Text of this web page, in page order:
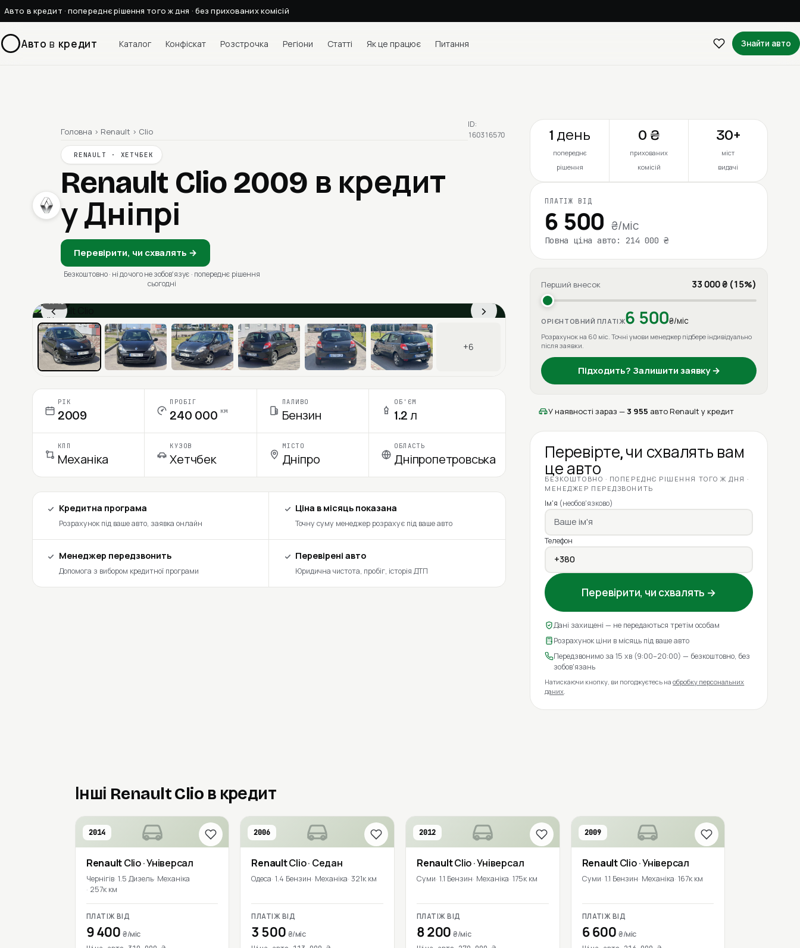
Авто в кредит · попереднє рішення того ж дня · без прихованих комісій
Авто в кредит Каталог Конфіскат Розстрочка Регіони Статті Як це працює Питання Знайти авто
Головна › Renault › Clio
RENAULT · ХЕТЧБЕК
Renault Clio 2009 в кредит
у Дніпрі
Перевірити, чи схвалять →
Безкоштовно · ні до чого не зобовʼязує · попереднє рішення
сьогодні
ID:
160316570
‹ ›
1 / 13
Ціна в місяць
+6
РІК
2009
ПРОБІГ
240 000 км
ПАЛИВО
Бензин
ОБ'ЄМ
1.2 л
КПП
Механіка
КУЗОВ
Хетчбек
МІСТО
Дніпро
ОБЛАСТЬ
Дніпропетровська
Кредитна програма
Розрахунок під ваше авто, заявка онлайн
Ціна в місяць показана
Точну суму менеджер розрахує під ваше авто
Менеджер передзвонить
Допомога з вибором кредитної програми
Перевірені авто
Юридична чистота, пробіг, історія ДТП
1 день
попереднє
рішення
0 ₴
прихованих
комісій
30+
міст
видачі
ПЛАТІЖ ВІД
6 500 ₴/міс
Повна ціна авто: 214 000 ₴
Перший внесок 33 000 ₴ (15%)
ОРІЄНТОВНИЙ ПЛАТІЖ6 500₴/міс
Розрахунок на 60 міс. Точні умови менеджер підбере індивідуально
після заявки.
Підходить? Залишити заявку →
У наявності зараз — 3 955 авто Renault у кредит
Перевірте, чи схвалять вам
це авто
БЕЗКОШТОВНО · ПОПЕРЕДНЄ РІШЕННЯ ТОГО Ж ДНЯ ·
МЕНЕДЖЕР ПЕРЕДЗВОНИТЬ
Ім'я (необов'язково)
Телефон
Перевірити, чи схвалять →
Дані захищені — не передаються третім особам
Розрахунок ціни в місяць під ваше авто
Передзвонимо за 15 хв (9:00–20:00) — безкоштовно, без
зобов'язань
Натискаючи кнопку, ви погоджуєтесь наобробку персональних
даних
Інші Renault Clio в кредит
2014
RenaultClio· Універсал
Чернігів 1.5 Дизель Механіка
257к км
ПЛАТІЖ ВІД
9 400₴/міс
2006
RenaultClio· Седан
Одеса 1.4 Бензин Механіка 321к км
ПЛАТІЖ ВІД
3 500 ₴/міс
2012
RenaultClio· Універсал
Суми 1.1 Бензин Механіка 175к км
ПЛАТІЖ ВІД
8 200₴/міс
2009
RenaultClio· Універсал
Суми 1.1 Бензин Механіка 167к км
ПЛАТІЖ ВІД
6 600 ₴/міс